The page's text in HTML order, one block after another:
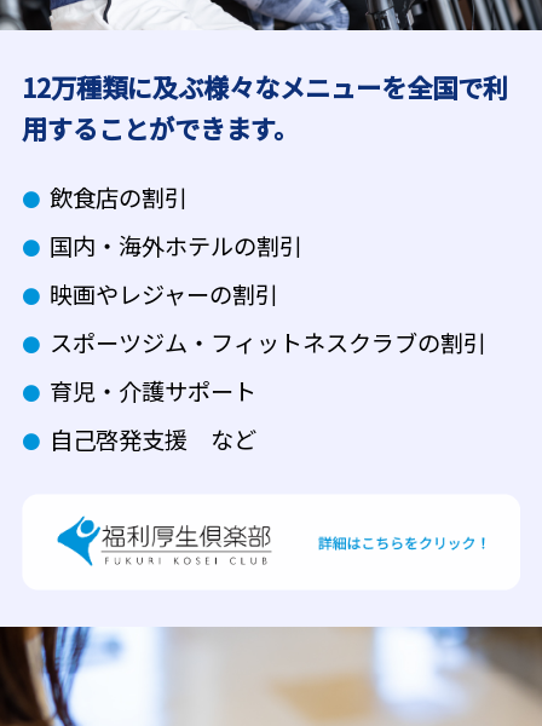
12万種類に及ぶ様々なメニューを全国で利
用することができます。
飲食店の割引
国内・海外ホテルの割引
映画やレジャーの割引
スポーツジム・フィットネスクラブの割引
育児・介護サポート
自己啓発支援 など